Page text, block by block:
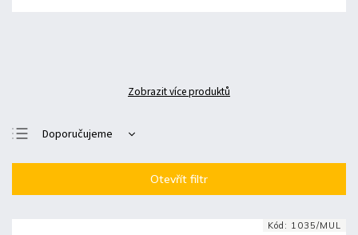
Zobrazit více produktů
Doporučujeme
Nejlevnější
Otevřít filtr
Kód: 1035/MUL